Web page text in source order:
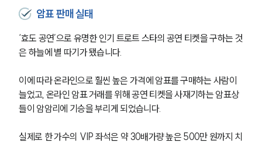
암표 판매 실태
‘효도 공연’으로 유명한 인기 트로트 스타의 공연 티켓을 구하는 것
은 하늘에 별 따기가 됐습니다.
이에 따라 온라인으로 훨씬 높은 가격에 암표를 구매하는 사람이
늘었고, 온라인 암표 거래를 위해 공연 티켓을 사재기하는 암표상
들이 암암리에 기승을 부리게 되었습니다.
실제로 한 가수의 VIP 좌석은 약 30배가량 높은 500만 원까지 치